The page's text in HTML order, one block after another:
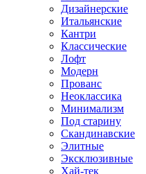
Дизайнерские
Итальянские
Кантри
Классические
Лофт
Модерн
Прованс
Неоклассика
Минимализм
Под старину
Скандинавские
Элитные
Эксклюзивные
Хай-тек